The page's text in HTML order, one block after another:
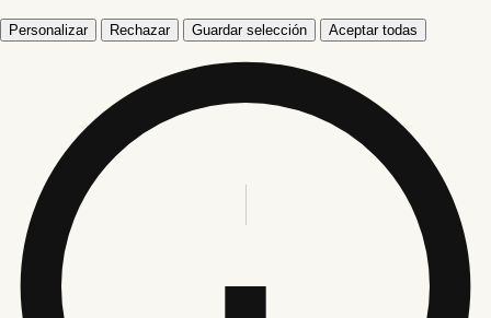
Personalizar Rechazar Guardar selección Aceptar todas